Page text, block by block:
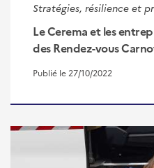
Stratégies, résilience et
Le Cerema et les
des Rendez-vous
Publié le 27/10/2022